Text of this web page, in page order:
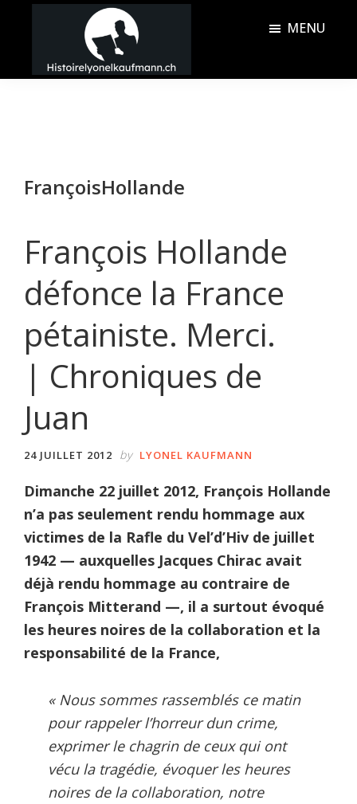
principal
barreHistoire
MENU
FrançoisHollande
François Hollande
défonce la France
pétainiste. Merci.
| Chroniques de
Juan
24 JUILLET 2012 by LYONEL KAUFMANN
Dimanche 22 juillet 2012, François Hollande
n’a pas seulement rendu hommage aux
victimes de la Rafle du Vel’d’Hiv de juillet
1942 — auxquelles Jacques Chirac avait
déjà rendu hommage au contraire de
François Mitterand —, il a surtout évoqué
les heures noires de la collaboration et la
responsabilité de la France,
« Nous sommes rassemblés ce matin
pour rappeler l’horreur dun crime,
exprimer le chagrin de ceux qui ont
vécu la tragédie, évoquer les heures
noires de la collaboration, notre